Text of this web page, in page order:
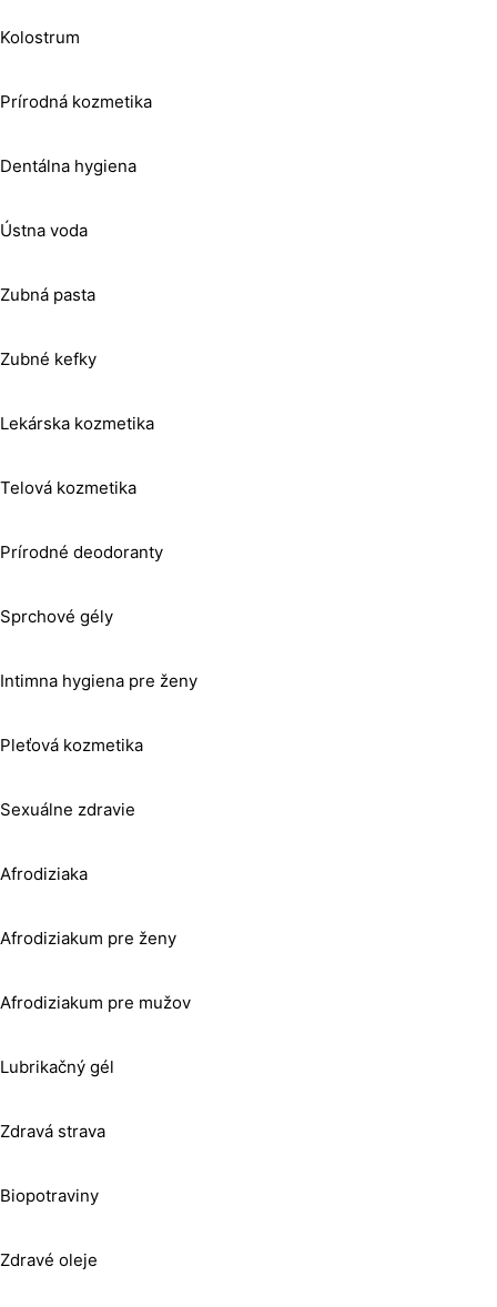
Kolostrum
Prírodná kozmetika
Dentálna hygiena
Ústna voda
Zubná pasta
Zubné kefky
Lekárska kozmetika
Telová kozmetika
Prírodné deodoranty
Sprchové gély
Intimna hygiena pre ženy
Pleťová kozmetika
Sexuálne zdravie
Afrodiziaka
Afrodiziakum pre ženy
Afrodiziakum pre mužov
Lubrikačný gél
Zdravá strava
Biopotraviny
Zdravé oleje